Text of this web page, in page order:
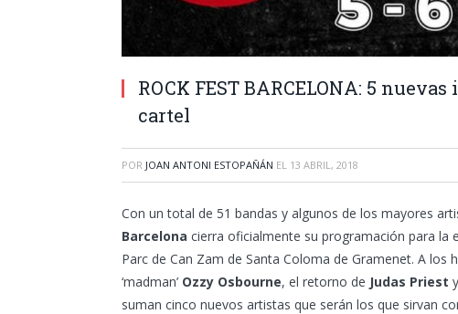
ROCK FEST BARCELONA: 5
cartel
POR JOAN ANTONI ESTOPAÑÁN EL 13 ABRIL, 2018
Con un total de 51 bandas y algunos de los mayores
Barcelona cierra oficialmente su programación para la
Parc de Can Zam de Santa Coloma de Gramenet. A los
‘madman’ Ozzy Osbourne, el retorno de Judas Priest
suman cinco nuevos artistas que serán los que sirvan